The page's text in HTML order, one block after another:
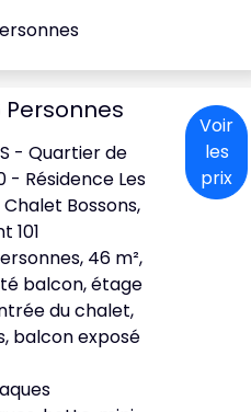
Personnes
- Quartier de
- Résidence Les
Bossons,
101
46 m²,
balcon, étage
du chalet,
balcon exposé
Voir
les
prix